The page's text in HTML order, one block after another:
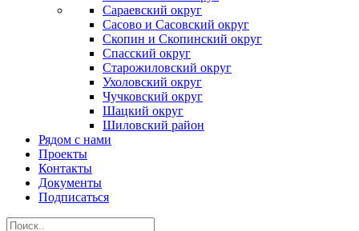
Сараевский округ
Сасово и Сасовский округ
Скопин и Скопинский округ
Спасский округ
Старожиловский округ
Ухоловский округ
Чучковский округ
Шацкий округ
Шиловский район
Рядом с нами
Проекты
Контакты
Документы
Подписаться